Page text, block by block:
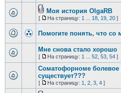
Моя история OlgaRB
[ На страницу: 1 18, 19, 20]
Помогите понять, что со
Мне снова стало хорошо
[ На страницу: 1 52, 53, 54]
Соматофорноме болевое
существует???
[ На страницу: 1 2, 3, 4]